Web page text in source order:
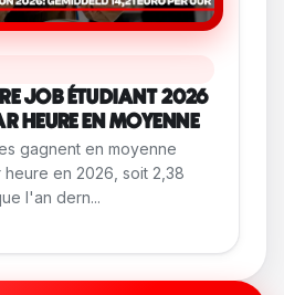
JOB ÉTUDIANT 2026
HEURE EN MOYENNE
gagnent en moyenne
heure en 2026, soit 2,38
l'an dern...